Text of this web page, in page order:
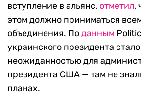
вступление в альянс, отметил,
этом должно приниматься
объединения. Поданным
украинского президента стало
неожиданностью для
президента США — там не
планах.